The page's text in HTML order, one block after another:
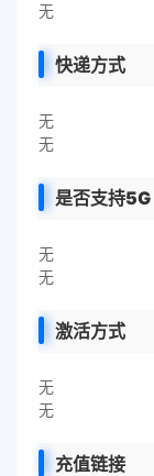
无
快递方式
无
无
是否支持5G
无
无
激活方式
无
无
充值链接